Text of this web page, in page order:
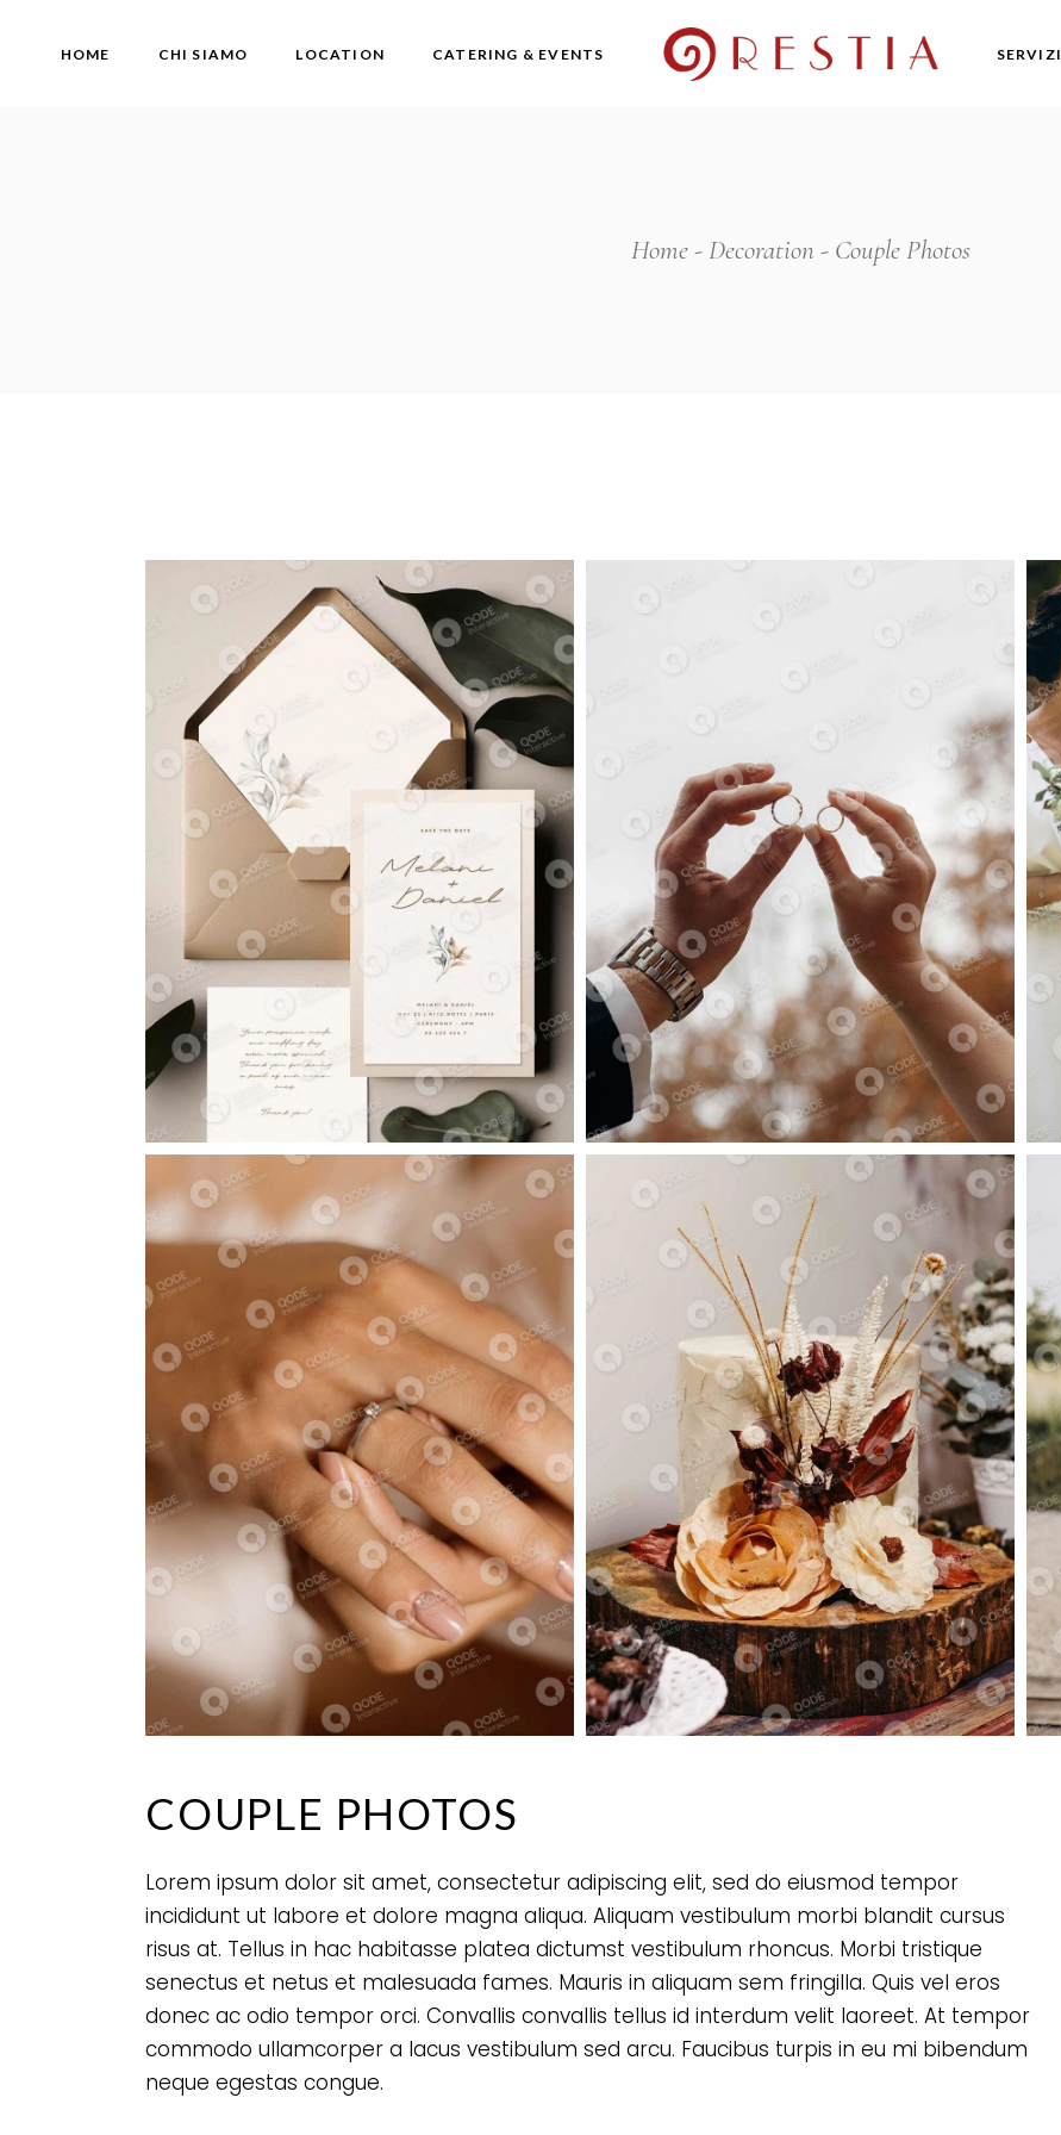
content
HOME CHI SIAMO LOCATION CATERING & EVENTS SERVIZI
Home Decoration Couple Photos
COUPLE PHOTOS
Lorem ipsum dolor sit amet, consectetur adipiscing elit, sed do eiusmod tempor
incididunt ut labore et dolore magna aliqua. Aliquam vestibulum morbi blandit cursus
risus at. Tellus in hac habitasse platea dictumst vestibulum rhoncus. Morbi tristique
senectus et netus et malesuada fames. Mauris in aliquam sem fringilla. Quis vel eros
donec ac odio tempor orci. Convallis convallis tellus id interdum velit laoreet. At tempor
commodo ullamcorper a lacus vestibulum sed arcu. Faucibus turpis in eu mi bibendum
neque egestas congue.